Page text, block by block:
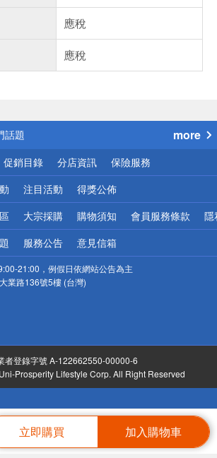
立即購買 加入購物車
應稅
應稅
公告
話題
優惠
地區配送
網頁！請小心！
more
促銷目錄 分店資訊 保險服務
注目活動 得獎公佈
大宗採購 購物須知 會員服務條款 隱
服務公告 意見信箱
21:00，例假日依網站公告為主
業路136號5樓 (台灣)
者登錄字號 A-122662550-00000-6
Prosperity Lifestyle Corp. All Right Reserved